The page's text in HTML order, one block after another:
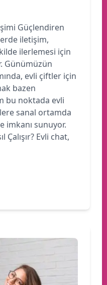
Güçlendiren
iletişim,
ilerlemesi için
Günümüzün
evli çiftler için
bazen
bu noktada evli
sanal ortamda
imkanı sunuyor.
Çalışır? Evli chat,